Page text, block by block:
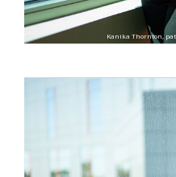
Kanika Thornton,